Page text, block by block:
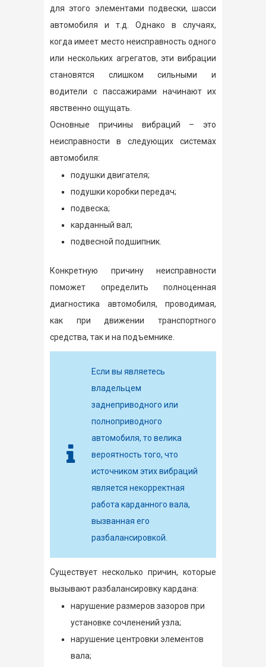
для этого элементами подвески, шасси
автомобиля и т.д. Однако в случаях,
когда имеет место неисправность одного
или нескольких агрегатов, эти вибрации
становятся слишком сильными и
водители с пассажирами начинают их
явственно ощущать.
Основные причины вибраций – это
неисправности в следующих системах
автомобиля:
подушки двигателя;
подушки коробки передач;
подвеска;
карданный вал;
подвесной подшипник.
Конкретную причину неисправности
поможет определить полноценная
диагностика автомобиля, проводимая,
как при движении транспортного
средства, так и на подъемнике.
Если вы являетесь
владельцем
заднеприводного или
полноприводного
автомобиля, то велика
вероятность того, что
источником этих вибраций
является некорректная
работа карданного вала,
вызванная его
разбалансировкой.
Существует несколько причин, которые
вызывают разбалансировку кардана:
нарушение размеров зазоров при
установке сочленений узла;
нарушение центровки элементов
вала;